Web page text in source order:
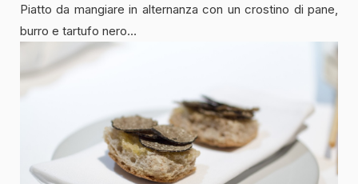
Piatto da mangiare in alternanza con un crostino di pane,
burro e tartufo nero…